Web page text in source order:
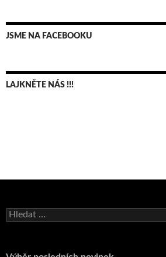
JSME NA FACEBOOKU
LAJKNĚTE NÁS !!!
Vyhledávání
Andy Appleton obhájil dlouhodrážní titul!